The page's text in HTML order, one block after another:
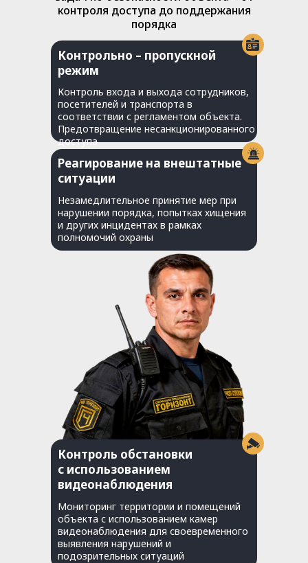
Контрольно – пропускной
режим
Контроль входа и выхода сотрудников,
посетителей и транспорта в
соответствии с регламентом объекта.
Предотвращение несанкционированного
доступа
Контроль обстановки
с использованием
видеонаблюдения
Мониторинг территории и помещений
объекта с использованием камер
видеонаблюдения для своевременного
выявления нарушений и
подозрительных ситуаций
Реагирование на внештатные
ситуации
Незамедлительное принятие мер при
нарушении порядка, попытках хищения
и других инцидентах в рамках
полномочий охраны
контроля доступа до поддержания
порядка